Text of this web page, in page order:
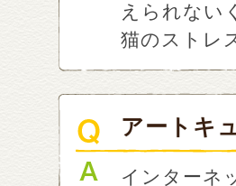
えられない
猫のストレ
アートキ
インターネ